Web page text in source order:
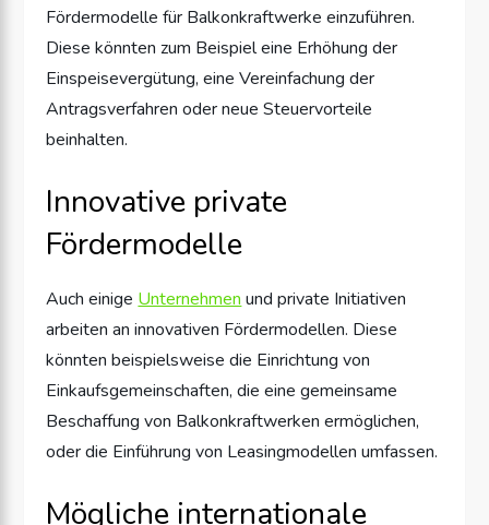
Fördermodelle für Balkonkraftwerke einzuführen.
Diese könnten zum Beispiel eine Erhöhung der
Einspeisevergütung, eine Vereinfachung der
Antragsverfahren oder neue Steuervorteile
beinhalten.
Innovative private
Fördermodelle
Auch einige Unternehmen und private Initiativen
arbeiten an innovativen Fördermodellen. Diese
könnten beispielsweise die Einrichtung von
Einkaufsgemeinschaften, die eine gemeinsame
Beschaffung von Balkonkraftwerken ermöglichen,
oder die Einführung von Leasingmodellen umfassen.
Mögliche internationale